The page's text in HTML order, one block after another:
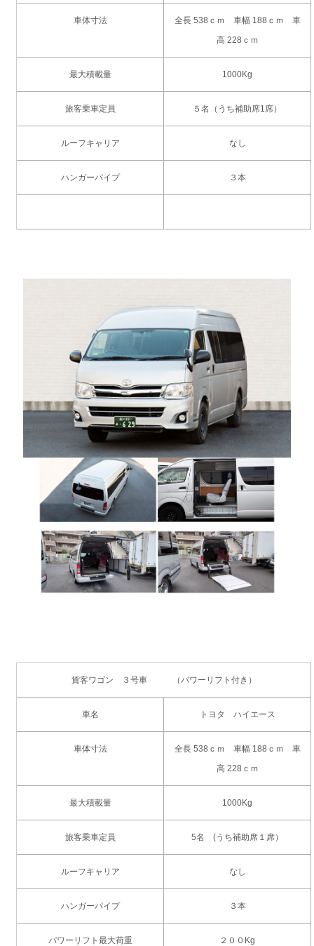
車体寸法
全長 538ｃｍ 車幅 188ｃｍ 車
高 228ｃｍ
最大積載量 1000Kg
旅客乗車定員 ５名（うち補助席1席）
ルーフキャリア なし
ハンガーパイプ ３本
貨客ワゴン ３号車 （パワーリフト付き）
車名 トヨタ ハイエース
車体寸法
全長 538ｃｍ 車幅 188ｃｍ 車
高 228ｃｍ
最大積載量 1000Kg
旅客乗車定員 5名 (うち補助席１席）
ルーフキャリア なし
ハンガーパイプ ３本
パワーリフト最大荷重 ２００Kg